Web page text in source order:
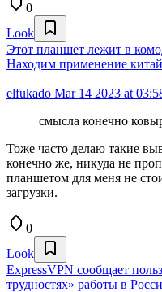
0
Look
Этот планшет лежит в
Находим применение
elfukado Mar 14 2023 at
смысла конечно
Тоже часто делаю такие
конечно же, никуда не
планшетом для меня не
загрузки.
0
Look
ExpressVPN сообщает
трудностях» работы в